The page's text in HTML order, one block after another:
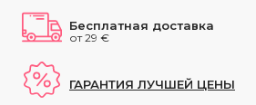
Бесплатная доставка
от 29 €
ГАРАНТИЯ ЛУЧШЕЙ ЦЕНЫ